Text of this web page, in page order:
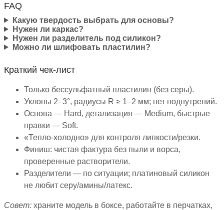
FAQ
Какую твердость выбрать для основы?
Нужен ли каркас?
Нужен ли разделитель под силикон?
Можно ли шлифовать пластилин?
Краткий чек-лист
Только бессульфатный пластилин (без серы).
Уклоны 2–3°, радиусы R ≥ 1–2 мм; нет поднутрений.
Основа — Hard, детализация — Medium, быстрые
правки — Soft.
«Тепло-холодно» для контроля липкости/резки.
Финиш: чистая фактура без пыли и ворса,
проверенные растворители.
Разделители — по ситуации; платиновый силикон
не любит серу/амины/латекс.
Совет: храните модель в боксе, работайте в перчатках,